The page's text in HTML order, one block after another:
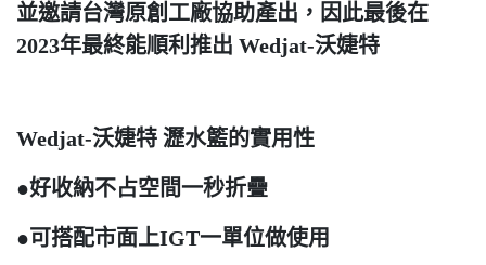
並邀請台灣原創工廠協助產出，因此最後在
2023年最終能順利推出 Wedjat-沃婕特
Wedjat-沃婕特 瀝水籃的實用性
●好收納不占空間一秒折疊
●可搭配市面上IGT一單位做使用